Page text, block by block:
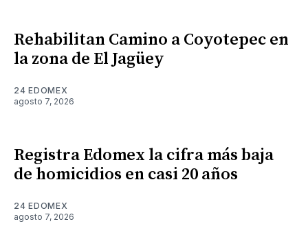
Rehabilitan Camino a Coyotepec en
la zona de El Jagüey
24 EDOMEX
agosto 7, 2026
Registra Edomex la cifra más baja
de homicidios en casi 20 años
24 EDOMEX
agosto 7, 2026